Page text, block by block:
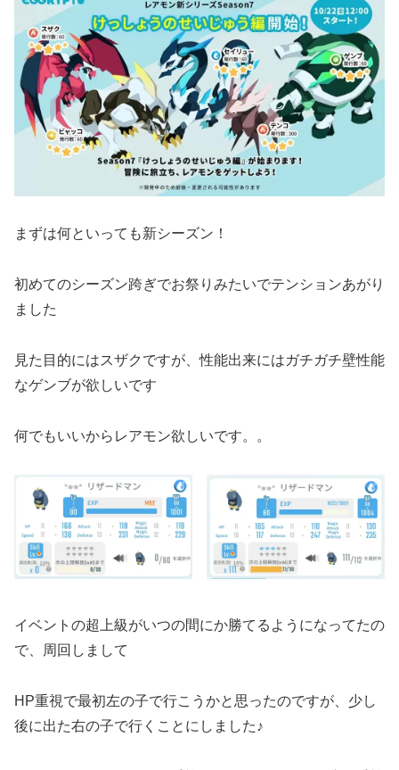
まずは何といっても新シーズン！
初めてのシーズン跨ぎでお祭りみたいでテンションあがり
ました
見た目的にはスザクですが、性能出来にはガチガチ壁性能
なゲンブが欲しいです
何でもいいからレアモン欲しいです。。
イベントの超上級がいつの間にか勝てるようになってたの
で、周回しまして
HP重視で最初左の子で行こうかと思ったのですが、少し
後に出た右の子で行くことにしました♪